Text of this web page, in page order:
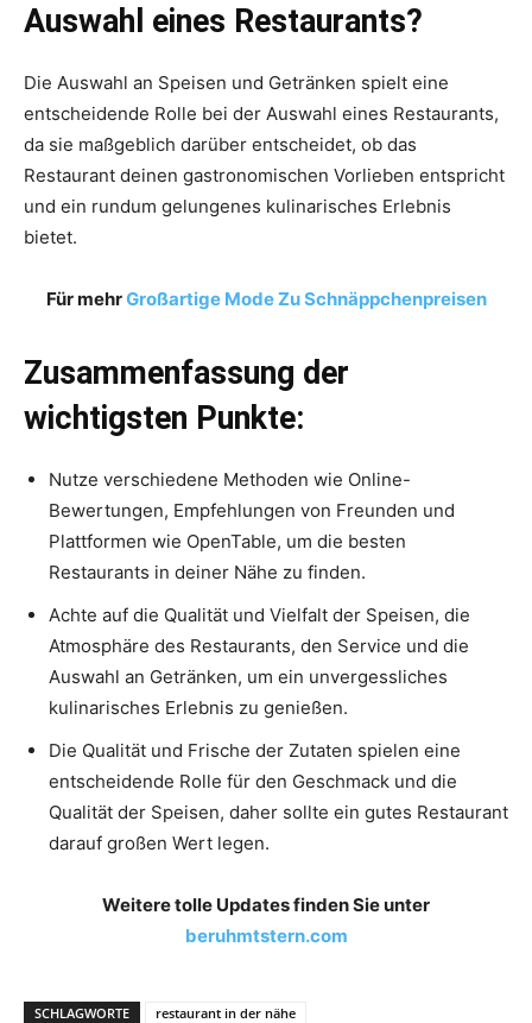
Auswahl eines Restaurants?
Die Auswahl an Speisen und Getränken spielt eine
entscheidende Rolle bei der Auswahl eines Restaurants,
da sie maßgeblich darüber entscheidet, ob das
Restaurant deinen gastronomischen Vorlieben entspricht
und ein rundum gelungenes kulinarisches Erlebnis
bietet.
Für mehrGroßartige Mode Zu Schnäppchenpreisen
Zusammenfassung der
wichtigsten Punkte:
Nutze verschiedene Methoden wie Online-
Bewertungen, Empfehlungen von Freunden und
Plattformen wie OpenTable, um die besten
Restaurants in deiner Nähe zu finden.
Achte auf die Qualität und Vielfalt der Speisen, die
Atmosphäre des Restaurants, den Service und die
Auswahl an Getränken, um ein unvergessliches
kulinarisches Erlebnis zu genießen.
Die Qualität und Frische der Zutaten spielen eine
entscheidende Rolle für den Geschmack und die
Qualität der Speisen, daher sollte ein gutes Restaurant
darauf großen Wert legen.
Weitere tolle Updates finden Sie unter
beruhmtstern.com
SCHLAGWORTE restaurant in der nähe